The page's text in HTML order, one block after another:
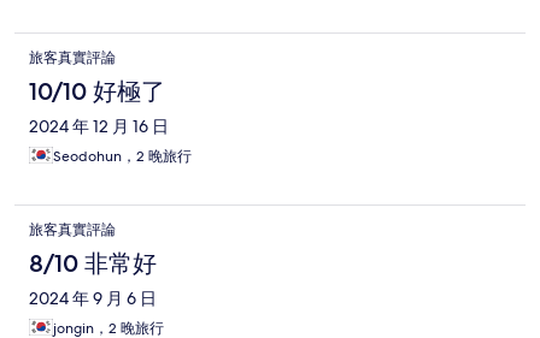
旅客真實評論
10/10 好極了
2024 年 12 月 16 日
Seodohun，2 晚旅行
旅客真實評論
8/10 非常好
2024 年 9 月 6 日
jongin，2 晚旅行